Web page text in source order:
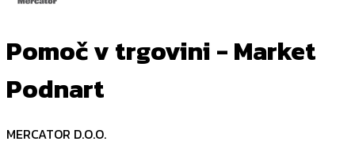
Pomoč v trgovini - Market
Podnart
MERCATOR D.O.O.